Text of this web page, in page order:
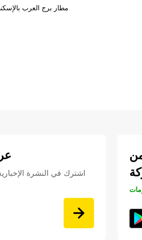
مطار برج العرب
اشترك في النشرة